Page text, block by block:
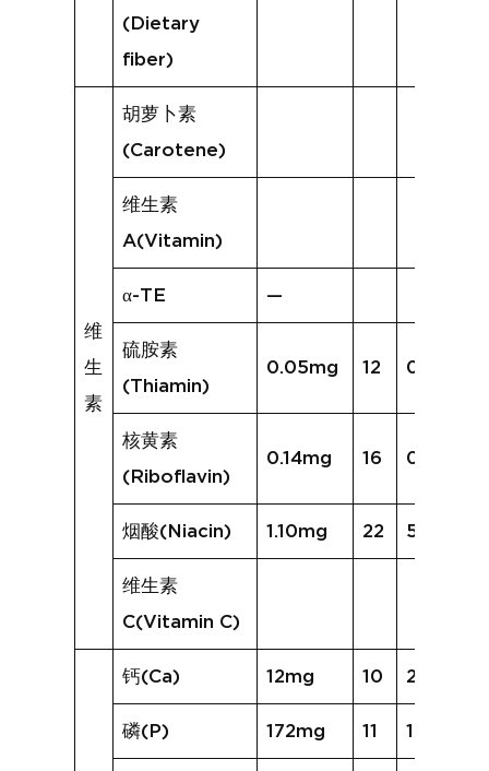
(Dietary
fiber)
维
生
素
胡萝卜素
(Carotene)
维生素
A(Vitamin)
α-TE —
硫胺素
(Thiamin)
0.05mg 12 0.08mg
核黄素
(Riboflavin)
0.14mg 16 0.35mg
烟酸(Niacin) 1.10mg 22 5.07mg
维生素
C(Vitamin C)
钙(Ca) 12mg 10 21mg
磷(P) 172mg 11 162mg